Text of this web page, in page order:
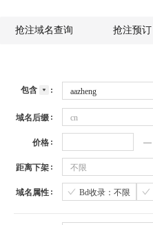
抢注域名查询 抢注预订
包含
域名后缀 cn
价格
距离下架 不限
域名属性 Bd收录：不限